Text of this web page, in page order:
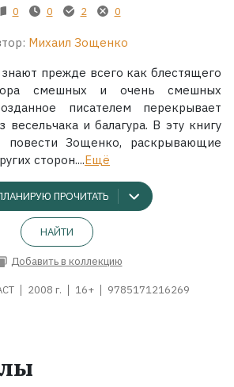
0 0 2 0
Михаил Зощенко
прежде всего как блестящего
смешных и очень смешных
писателем перекрывает
весельчака и балагура. В эту книгу
повести Зощенко, раскрывающие
сторон....Ещё
ПРОЧИТАТЬ
НАЙТИ
Добавить в коллекцию
2008 г. 16+ 9785171216269